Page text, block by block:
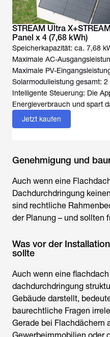
STREAM Ultra
Panel x 4 (7,68 kWh)
Speicherkapazität: ca. 7,68
Maximale AC-
Maximale PV-
Solarmodulleistung gesamt: 2
Intelligente Steuerung: Die
Energieverbrauch und spart
Jetzt kaufen
Genehmigung und
Auch wenn eine
Dachdurchdringung
sind rechtliche
der Planung – und sollten
Was vor der
sollte
Auch wenn eine
dachdurchdringung
Gebäude darstellt,
baurechtliche Fragen
Gerade bei Flachdächern
Gewerbeimmobilien oder